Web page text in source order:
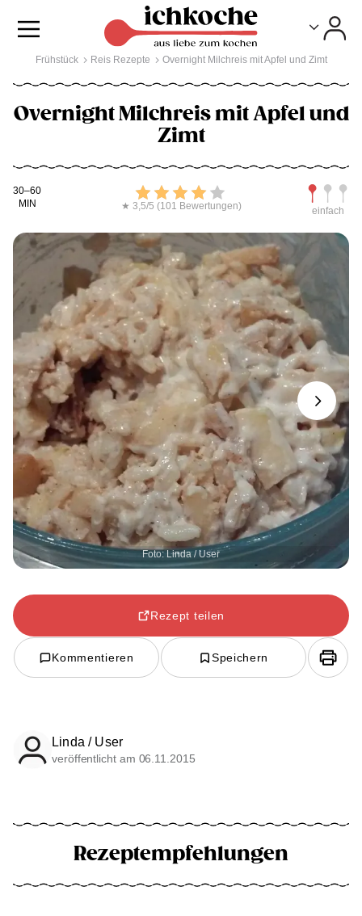
Frühstück Reis Rezepte Overnight Milchreis mit Apfel und Zimt
Overnight Milchreis mit Apfel und
Zimt
Kochdauer
30–60
MIN
Bewerten
★ 3,5/5 (101 Bewertungen) einfach
Foto: Linda / User
Next
Rezept teilen
Kommentieren Speichern
Linda / User
veröffentlicht am 06.11.2015
Rezeptempfehlungen